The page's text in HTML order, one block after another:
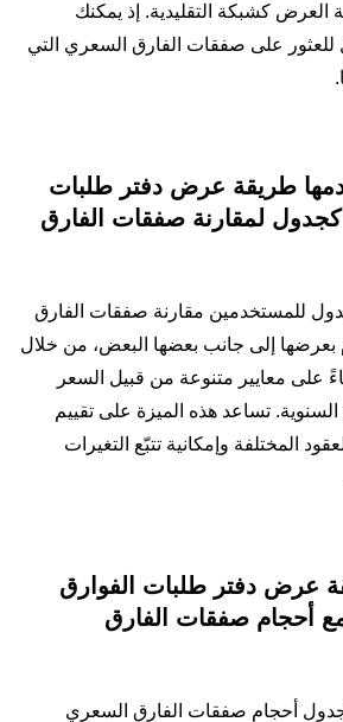
العرض كشبكة التقليدية. إذ يمكنك
للعثور على صفقات الفارق السعري التي
طريقة عرض دفتر طلبات
كجدول لمقارنة صفقات الفارق
للمستخدمين مقارنة صفقات الفارق
بعرضها إلى جانب بعضها البعض، من خلال
على معايير متنوعة من قبيل السعر
تساعد هذه الميزة على تقييم
المختلفة وإمكانية تتبّع التغيرات
عرض دفتر طلبات الفوارق
أحجام صفقات الفارق
أحجام صفقات الفارق السعري